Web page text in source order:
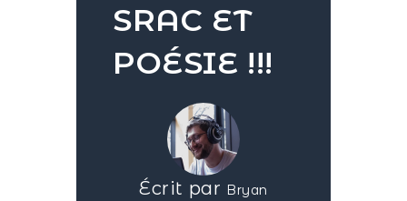
SRAC ET
POÉSIE !!!
Écrit par Bryan